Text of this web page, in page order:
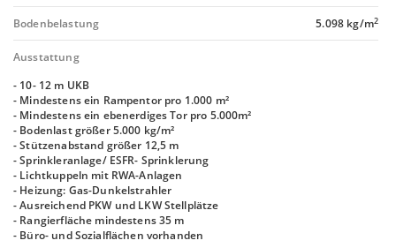
Bodenbelastung 5.098 kg/m2
Ausstattung
- 10- 12 m UKB
- Mindestens ein Rampentor pro 1.000 m²
- Mindestens ein ebenerdiges Tor pro 5.000m²
- Bodenlast größer 5.000 kg/m²
- Stützenabstand größer 12,5 m
- Sprinkleranlage/ ESFR- Sprinklerung
- Lichtkuppeln mit RWA-Anlagen
- Heizung: Gas-Dunkelstrahler
- Ausreichend PKW und LKW Stellplätze
- Rangierfläche mindestens 35 m
- Büro- und Sozialflächen vorhanden